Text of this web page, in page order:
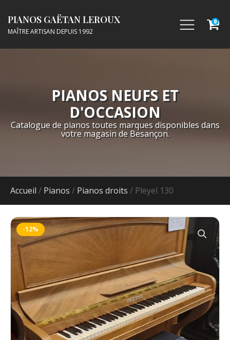
PIANOS GAËTAN LEROUX
MAÎTRE ARTISAN DEPUIS 1992
0
PIANOS NEUFS ET
D'OCCASION
Catalogue de pianos toutes marques disponibles dans
votre magasin de Besançon.
Accueil / Pianos / Pianos droits / Pleyel 130
-12%